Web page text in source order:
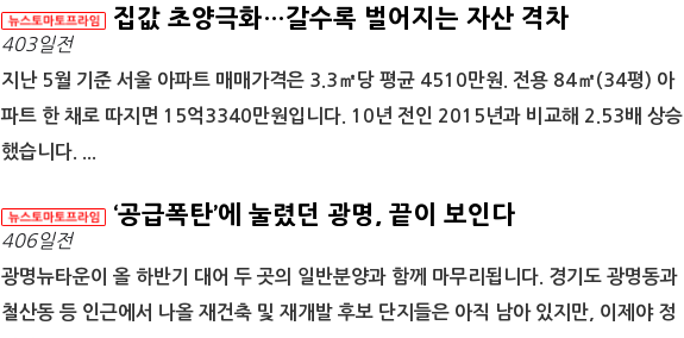
집값 초양극화…갈수록 벌어지는 자산 격차
403일전
지난 5월 기준 서울 아파트 매매가격은 3.3㎡당 평균 4510만원. 전용 84㎡(34평) 아
파트 한 채로 따지면 15억3340만원입니다. 10년 전인 2015년과 비교해 2.53배 상승
했습니다. ...
‘공급폭탄’에 눌렸던 광명, 끝이 보인다
406일전
광명뉴타운이 올 하반기 대어 두 곳의 일반분양과 함께 마무리됩니다. 경기도 광명동과
철산동 등 인근에서 나올 재건축 및 재개발 후보 단지들은 아직 남아 있지만, 이제야 정